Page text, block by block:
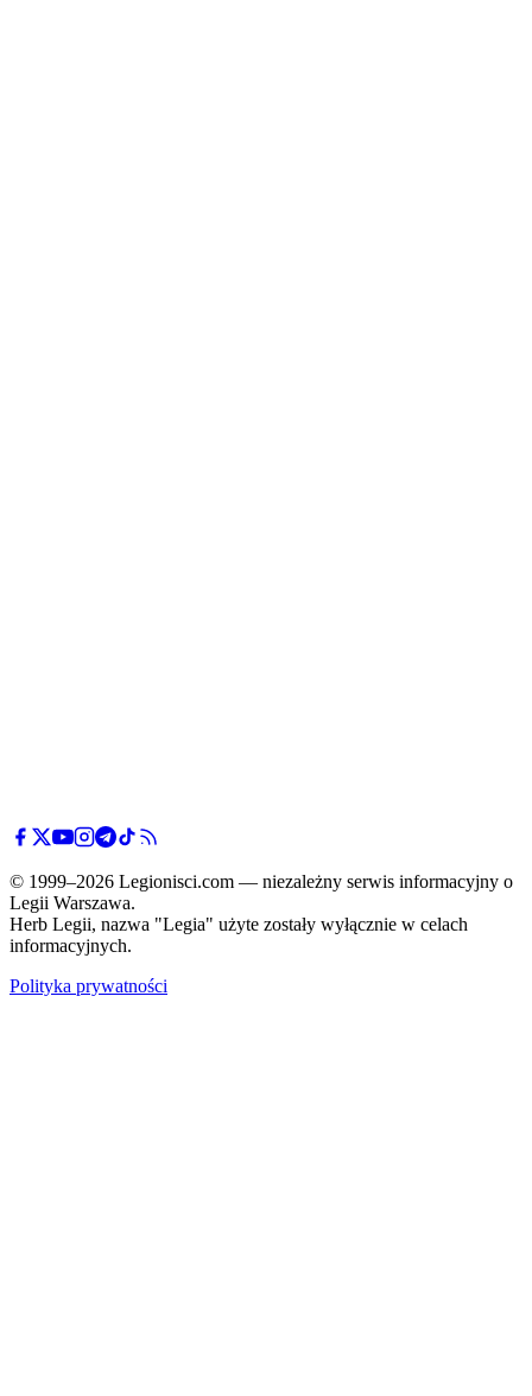
© 1999–2026 Legionisci.com — niezależny serwis informacyjny o
Legii Warszawa.
Herb Legii, nazwa "Legia" użyte zostały wyłącznie w celach
informacyjnych.
Polityka prywatności